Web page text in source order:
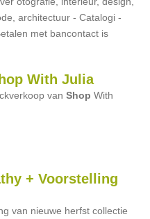
architectuur - Catalogi -
met bancontact is
With Julia
vanShop With
+ Voorstelling
van nieuwe herfst collectie